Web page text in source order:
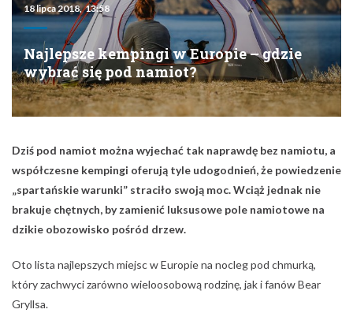
18 lipca 2018, 13:58
Najlepsze kempingi w Europie – gdzie
wybrać się pod namiot?
Dziś pod namiot można wyjechać tak naprawdę bez namiotu, a
współczesne kempingi oferują tyle udogodnień, że powiedzenie
„spartańskie warunki” straciło swoją moc. Wciąż jednak nie
brakuje chętnych, by zamienić luksusowe pole namiotowe na
dzikie obozowisko pośród drzew.
Oto lista najlepszych miejsc w Europie na nocleg pod chmurką,
który zachwyci zarówno wieloosobową rodzinę, jak i fanów Bear
Gryllsa.